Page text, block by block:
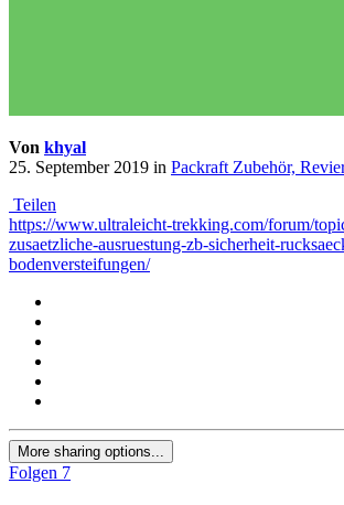
Von khyal
25. September 2019 in Packraft Zubehör,
Teilen
https://www.ultraleicht-trekking.com/forum/
zusaetzliche-ausruestung-zb-sicherheit-
bodenversteifungen/
More sharing options...
Folgen 7